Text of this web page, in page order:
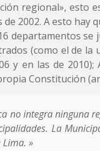
regional», esto
de 2002. A esto
departamentos
(como el de la
y en las de
Constitución
no integra ninguna
La
»